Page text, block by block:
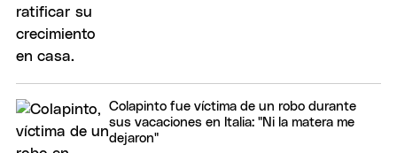
Colapinto fue víctima de un robo durante
sus vacaciones en Italia: "Ni la matera me
dejaron"